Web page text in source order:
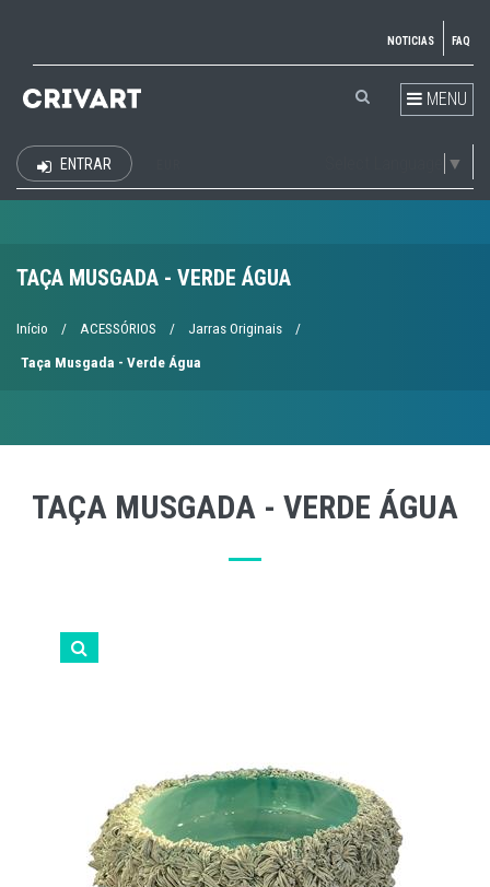
NOTICIAS FAQ
MENU
▼
ENTRAR
TAÇA MUSGADA - VERDE ÁGUA
Início / ACESSÓRIOS / Jarras Originais /
Taça Musgada - Verde Água
TAÇA MUSGADA - VERDE ÁGUA